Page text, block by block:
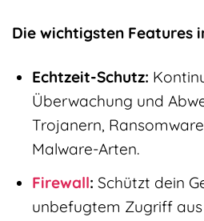
Die wichtigsten Features
Echtzeit-Schutz:
Überwachung und
Trojanern,
Malware-Arten.
Firewall: Schützt dein
unbefugtem Zugriff